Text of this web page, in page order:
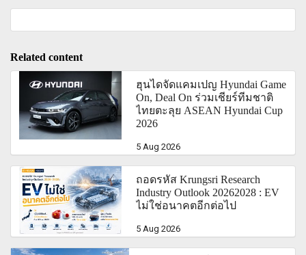
Related content
ฮุนไดจัดแคมเปญ Hyundai Game
On, Deal On ร่วมเชียร์ทีมชาติ
ไทยตะลุย ASEAN Hyundai Cup
2026
5 Aug 2026
ถอดรหัส Krungsri Research
Industry Outlook 20262028 : EV
ไม่ใช่อนาคตอีกต่อไป
5 Aug 2026